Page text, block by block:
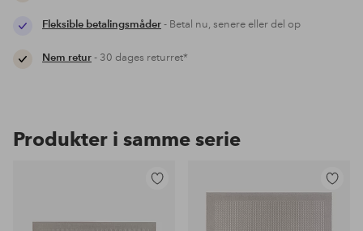
Fleksible betalingsmåder- Betal nu, senere eller del op
Nem retur- 30 dages returret*
Produkter i samme serie
Tilføj
til
favoritter